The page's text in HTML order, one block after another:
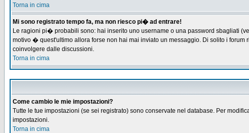
Torna in cima
Mi sono registrato tempo fa, ma non riesco pi� ad entrare!
Le ragioni pi� probabili sono: hai inserito uno username o una password sbagliati
motivo � quest'ultimo allora forse non hai mai inviato un messaggio. Di solito i
coinvolgere dalle discussioni.
Torna in cima
Come cambio le mie impostazioni?
Tutte le tue impostazioni (se sei registrato) sono conservate nel database. Per
impostazioni.
Torna in cima